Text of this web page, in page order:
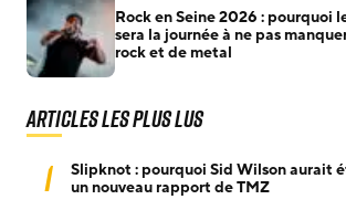
Rock en Seine 2026 : pourquoi
sera la journée à ne pas
rock et de metal
Articles les plus lus
1
Slipknot : pourquoi Sid Wilson aurait
un nouveau rapport de TMZ